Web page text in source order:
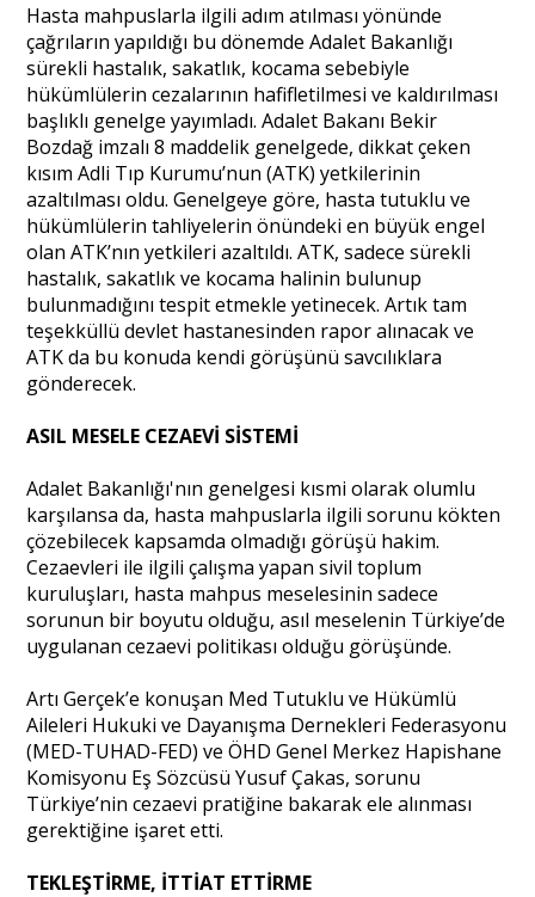
Eğitim
Dosya Haber
Ankara Analiz
Sağlık
Hasta mahpuslarla ilgili adım atılması yönünde
çağrıların yapıldığı bu dönemde Adalet Bakanlığı
sürekli hastalık, sakatlık, kocama sebebiyle
hükümlülerin cezalarının hafifletilmesi ve kaldırılması
başlıklı genelge yayımladı. Adalet Bakanı Bekir
Bozdağ imzalı 8 maddelik genelgede, dikkat çeken
kısım Adli Tıp Kurumu’nun (ATK) yetkilerinin
azaltılması oldu. Genelgeye göre, hasta tutuklu ve
hükümlülerin tahliyelerin önündeki en büyük engel
olan ATK’nın yetkileri azaltıldı. ATK, sadece sürekli
hastalık, sakatlık ve kocama halinin bulunup
bulunmadığını tespit etmekle yetinecek. Artık tam
teşekküllü devlet hastanesinden rapor alınacak ve
ATK da bu konuda kendi görüşünü savcılıklara
gönderecek.
ASIL MESELE CEZAEVİ SİSTEMİ
Adalet Bakanlığı'nın genelgesi kısmi olarak olumlu
karşılansa da, hasta mahpuslarla ilgili sorunu kökten
çözebilecek kapsamda olmadığı görüşü hakim.
Cezaevleri ile ilgili çalışma yapan sivil toplum
kuruluşları, hasta mahpus meselesinin sadece
sorunun bir boyutu olduğu, asıl meselenin Türkiye’de
uygulanan cezaevi politikası olduğu görüşünde.
Artı Gerçek’e konuşan Med Tutuklu ve Hükümlü
Aileleri Hukuki ve Dayanışma Dernekleri Federasyonu
(MED-TUHAD-FED) ve ÖHD Genel Merkez Hapishane
Komisyonu Eş Sözcüsü Yusuf Çakas, sorunu
Türkiye’nin cezaevi pratiğine bakarak ele alınması
gerektiğine işaret etti.
TEKLEŞTİRME, İTTİAT ETTİRME